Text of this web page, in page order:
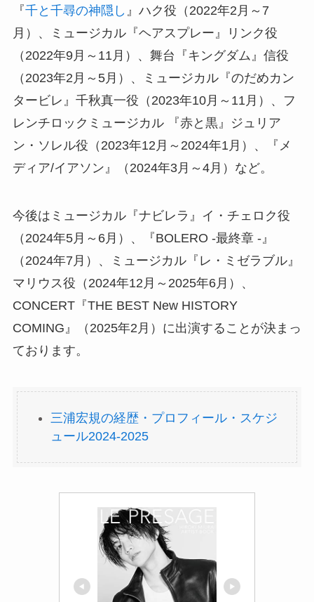
『千と千尋の神隠し 』ハク役（2022年2月～7
月）、ミュージカル『ヘアスプレー』リンク役
（2022年9月～11月）、舞台『キングダム』信役
（2023年2月～5月）、ミュージカル『のだめカン
タービレ』千秋真一役（2023年10月～11月）、フ
レンチロックミュージカル 『赤と黒』ジュリア
ン・ソレル役（2023年12月～2024年1月）、『メ
ディア/イアソン』（2024年3月～4月）など。
今後はミュージカル『ナビレラ』イ・チェロク役
（2024年5月～6月）、『BOLERO -最終章 -』
（2024年7月）、ミュージカル『レ・ミゼラブル』
マリウス役（2024年12月～2025年6月）、
CONCERT『THE BEST New HISTORY
COMING』（2025年2月）に出演することが決まっ
ております。
三浦宏規の経歴・プロフィール・スケジ
ュール2024-2025